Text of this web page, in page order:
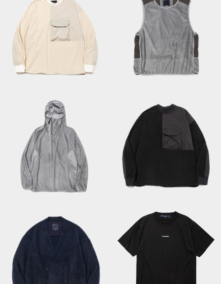
Body Armor L/S
Tee/Taupe
Octa® Conditioning
Vest/Grey
Octa® Balaclava
Hoodie/Grey
Body Armor L/S
Tee/Off Black